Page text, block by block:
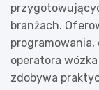
branżach.
programowania,
operatora
zdobywa